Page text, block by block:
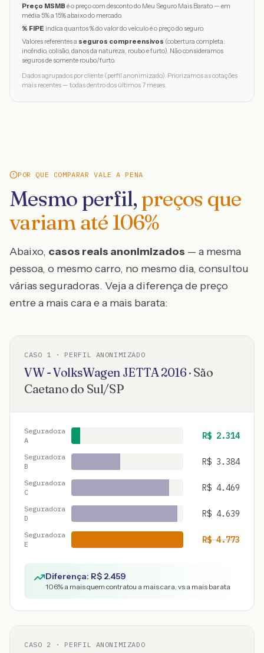
Preço MSMB é o preço com desconto do Meu Seguro Mais Barato — em
média 5% a 15% abaixo do mercado.
% FIPE indica quantos % do valor do veículo é o preço do seguro.
Valores referentes a seguros compreensivos (cobertura completa:
incêndio, colisão, danos da natureza, roubo e furto). Não consideramos
seguros de somente roubo/furto.
Dados agrupados por cliente (perfil anonimizado). Priorizamos as cotações
mais recentes — todas dentro dos últimos 7 meses.
POR QUE COMPARAR VALE A PENA
Mesmo perfil, preços que
variam até106%
Abaixo, casos reais anonimizados — a mesma
pessoa, o mesmo carro, no mesmo dia, consultou
várias seguradoras. Veja a diferença de preço
entre a mais cara e a mais barata:
CASO 1 · PERFIL ANONIMIZADO
VW - VolksWagen JETTA2016· São
Caetano do Sul/SP
Seguradora
A
R$ 2.314
Seguradora
B
R$ 3.384
Seguradora
C
R$ 4.469
Seguradora
D
R$ 4.639
Seguradora
E
R$4.773
Diferença: R$ 2.459
106% a mais quem contratou a mais cara, vs a mais barata
CASO 2 · PERFIL ANONIMIZADO